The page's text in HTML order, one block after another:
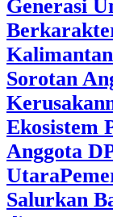
Generasi
Sorotan
Ekosistem
Anggota
Utara
Salurkan